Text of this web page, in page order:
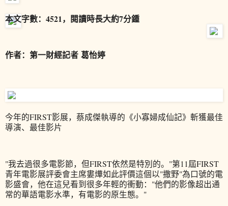
本文字數：4521，閱讀時長大約7分鍾
作者：第一財經記者 葛怡婷
今年的FIRST影展，蔡成傑執導的《小寡婦成仙記》斬獲最佳
導演、最佳影片
"我去過很多電影節，但FIRST依然是特別的。"第11屆FIRST
青年電影展評委會主席婁燁如此評價這個以"撒野"為口號的電
影盛會，他在這兒看到很多年輕的衝動："他們的影像超出通
常的華語電影水準，有電影的原生態。"